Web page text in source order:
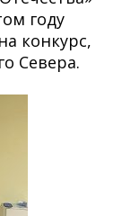
году
конкурс,
Севера.